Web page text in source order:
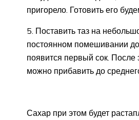
пригорело. Готовить его
5. Поставить таз на
постоянном помешивании
появится первый сок. После
можно прибавить до
Сахар при этом будет